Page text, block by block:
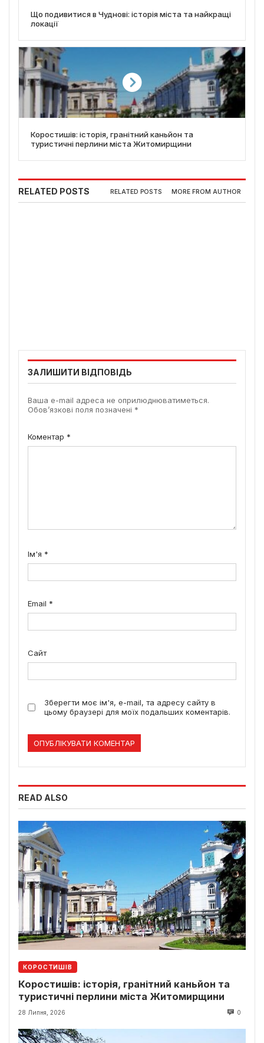
Що подивитися в Чуднові: історія міста та найкращі
локації
Коростишів: історія, гранітний каньйон та
туристичні перлини міста Житомирщини
RELATED POSTS RELATED POSTS MORE FROM AUTHOR
ЗАЛИШИТИ ВІДПОВІДЬ
Ваша e-mail адреса не оприлюднюватиметься.
Обов’язкові поля позначені *
Коментар *
Ім'я *
Email *
Сайт
Зберегти моє ім'я, e-mail, та адресу сайту в
цьому браузері для моїх подальших коментарів.
READ ALSO
КОРОСТИШІВ
Коростишів: історія, гранітний каньйон та
туристичні перлини міста Житомирщини
28 Липня, 2026 0